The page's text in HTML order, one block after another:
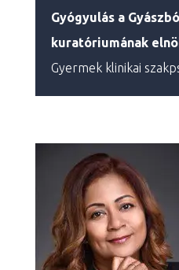
Gyógyulás a
kuratóriumának
Gyermek klinikai